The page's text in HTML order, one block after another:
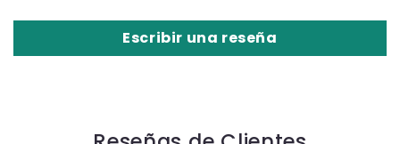
Escribir una reseña